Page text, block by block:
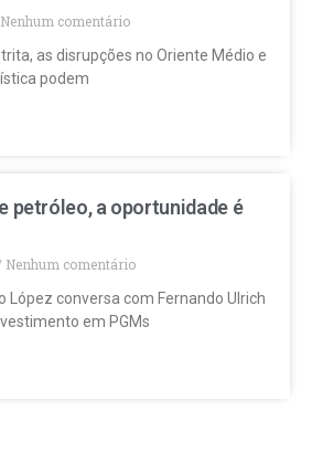
Nenhum comentário
as disrupções no Oriente Médio e
podem
petróleo, a oportunidade é
Nenhum comentário
López conversa com Fernando Ulrich
em PGMs